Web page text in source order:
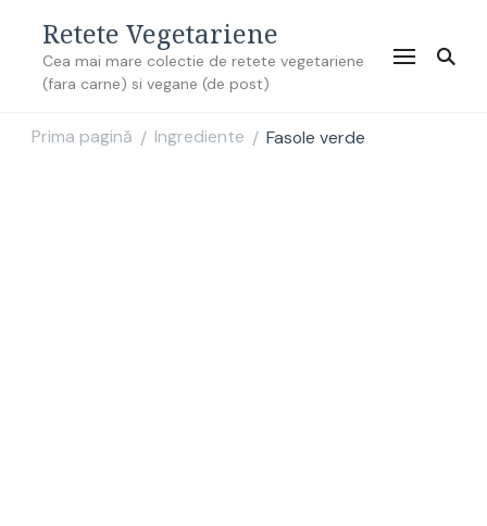
Retete Vegetariene
Cea mai mare colectie de retete vegetariene
(fara carne) si vegane (de post)
Prima pagină / Ingrediente / Fasole verde